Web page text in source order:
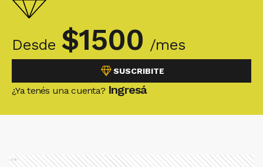
Desde $1500 /mes
SUSCRIBITE
¿Ya tenés una cuenta? Ingresá
Ads